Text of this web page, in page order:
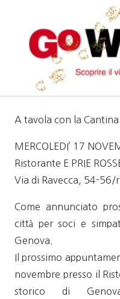
A tavola con la
MERCOLEDI’ 17
Ristorante E PRIE
Via di Ravecca, 54-56/r
Come annunciato
città per soci e
Genova.
Il prossimo
novembre presso il
storico di